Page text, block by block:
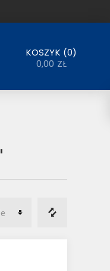
KOSZYK 0
0,00 ZŁ